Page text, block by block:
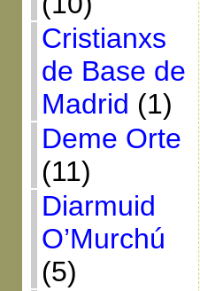
Cristianxs
de Base de
Madrid (1)
Deme Orte
(11)
Diarmuid
O’Murchú
(5)